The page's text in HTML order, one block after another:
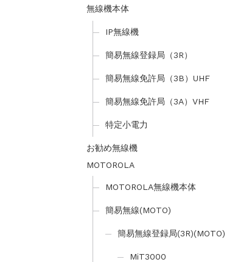
無線機本体
IP無線機
簡易無線登録局（3R）
簡易無線免許局（3B）UHF
簡易無線免許局（3A）VHF
特定小電力
お勧め無線機
MOTOROLA
MOTOROLA無線機本体
簡易無線(MOTO)
簡易無線登録局(3R)(MOTO)
MiT3000